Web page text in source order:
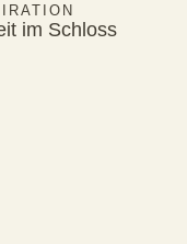
im Schloss